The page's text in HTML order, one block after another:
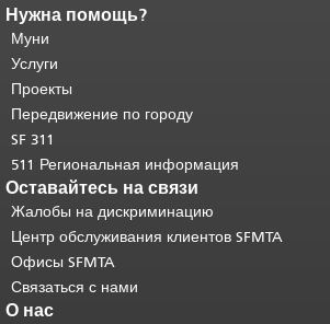
Конец содержимого
страницы.
страницы повторяется на каждой
странице.
основного содержимого .
Нужна помощь?
Муни
Услуги
Проекты
Передвижение по городу
SF 311
511 Региональная информация
Оставайтесь на связи
Жалобы на дискриминацию
Центр обслуживания клиентов SFMTA
Офисы SFMTA
Связаться с нами
О нас